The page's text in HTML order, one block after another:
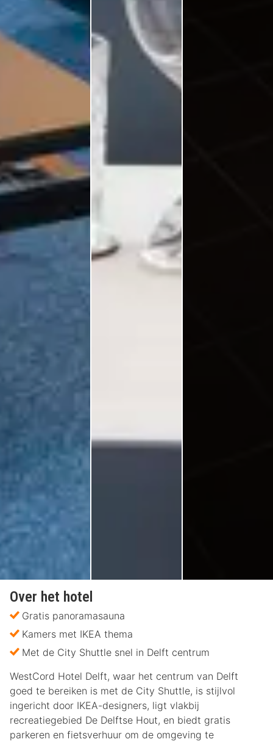
Over het hotel
Gratis panoramasauna
Kamers met IKEA thema
Met de City Shuttle snel in Delft centrum
WestCord Hotel Delft, waar het centrum van Delft
goed te bereiken is met de City Shuttle, is stijlvol
ingericht door IKEA-designers, ligt vlakbij
recreatiegebied De Delftse Hout, en biedt gratis
parkeren en fietsverhuur om de omgeving te